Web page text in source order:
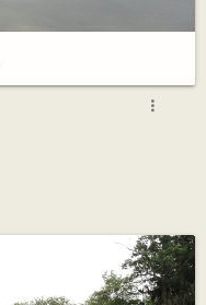
more_vert